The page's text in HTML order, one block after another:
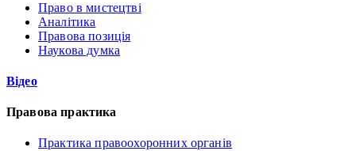
Право в мистецтві
Аналітика
Правова позиція
Наукова думка
Відео
Правова практика
Практика правоохоронних органів